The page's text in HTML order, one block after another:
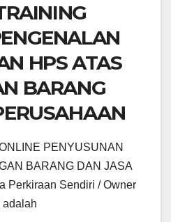
HPS ATAS
BARANG
PENYUSUNAN
BARANG DAN JASA
Perkiraan Sendiri / Owner
adalah